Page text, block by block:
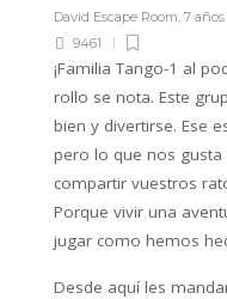
David Escape Room, 7
9461
¡Familia Tango-1 al
rollo se nota. Este
bien y divertirse. Ese
pero lo que nos
compartir vuestros
Porque vivir una
jugar como hemos
Desde aquí les